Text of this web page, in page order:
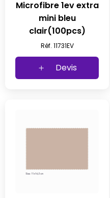
Microfibre 1ev extra
mini bleu
clair(100pcs)
Réf. 11731EV
Devis